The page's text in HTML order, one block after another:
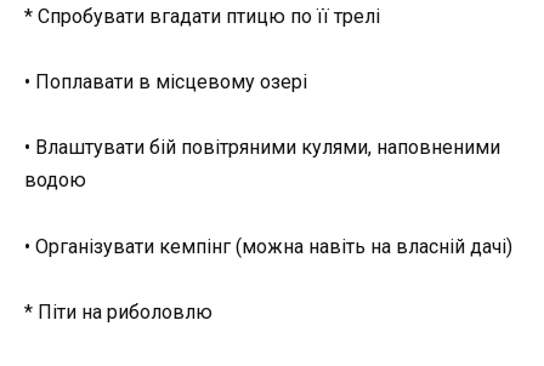
* Спробувати вгадати птицю по її трелі
• Поплавати в місцевому озері
• Влаштувати бій повітряними кулями, наповненими
водою
• Організувати кемпінг (можна навіть на власній дачі)
* Піти на риболовлю